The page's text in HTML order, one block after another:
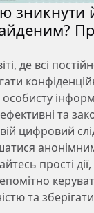
зникнути
де всі
та
цифровий
прості дії,
та